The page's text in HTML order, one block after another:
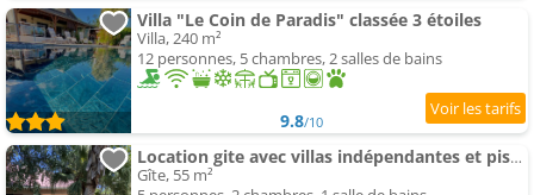
Villa "Le Coin de Paradis" classée 3 étoiles
Villa, 240 m²
12 personnes, 5 chambres, 2 salles de bains
9.8/10
Location gite avec villas indépendantes et piscine
Gîte, 55 m²